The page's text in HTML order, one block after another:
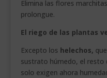
Elimina las flores
prolongue.
El riego de las plantas
Excepto los helechos,
sustrato húmedo, el resto
solo exigen ahora